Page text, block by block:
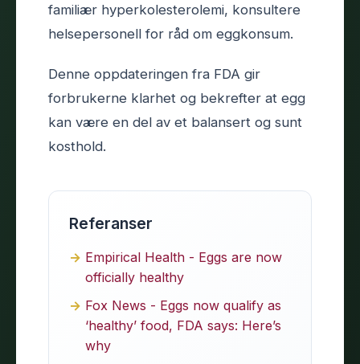
familiær hyperkolesterolemi, konsultere
helsepersonell for råd om eggkonsum.
Denne oppdateringen fra FDA gir
forbrukerne klarhet og bekrefter at egg
kan være en del av et balansert og sunt
kosthold.
Referanser
Empirical Health - Eggs are now
officially healthy
Fox News - Eggs now qualify as
‘healthy’ food, FDA says: Here’s
why